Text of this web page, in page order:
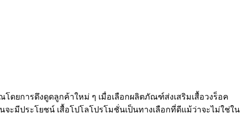
ยการดึงดูดลูกค้าใหม่ ๆ เมื่อเลือกผลิตภัณฑ์ส่งเสริมเสื้อวงร็อค
มีประโยชน์ เสื้อโปโลโปรโมชั่นเป็นทางเลือกที่ดีแม้ว่าจะไม่ใช่ใน